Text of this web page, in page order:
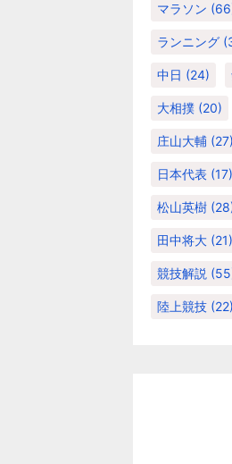
マラソン
ランニング
中日 (24)
大相撲 (20)
庄山大輔 (27)
日本代表 (17)
松山英樹
田中将大 (21)
競技解説
陸上競技 (22)